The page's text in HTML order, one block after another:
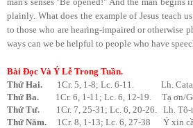
plainly. What does the example of Jesus teach
to those who are hearing-impaired or otherwise
ways can we be helpful to people who have
Bài Đọc Và Ý Lễ Trong Tuần.
Thứ Hai.
1Cr. 5, 1-8; Lc. 6-11.
Lh.
Thứ Ba. 1Cr. 6, 1-11; Lc. 6, 12-19.
Tạ ơn/
Thứ Tư. 1Cr. 7, 25-31; Lc. 6, 20-26.
Lh. Tô-
Thứ Năm. 1Cr. 8, 1-13; Lc. 6, 27-38 Ý xin